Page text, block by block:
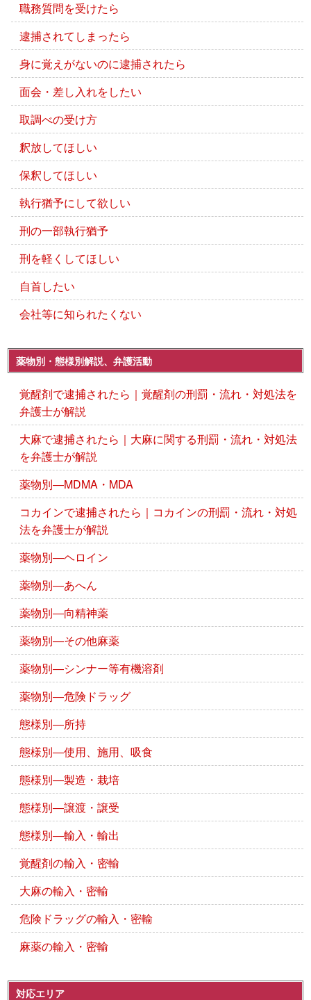
職務質問を受けたら
逮捕されてしまったら
身に覚えがないのに逮捕されたら
面会・差し入れをしたい
取調べの受け方
釈放してほしい
保釈してほしい
執行猶予にして欲しい
刑の一部執行猶予
刑を軽くしてほしい
自首したい
会社等に知られたくない
薬物別・態様別解説、弁護活動
覚醒剤で逮捕されたら｜覚醒剤の刑罰・流れ・対処法を
弁護士が解説
大麻で逮捕されたら｜大麻に関する刑罰・流れ・対処法
を弁護士が解説
薬物別―MDMA・MDA
コカインで逮捕されたら｜コカインの刑罰・流れ・対処
法を弁護士が解説
薬物別―ヘロイン
薬物別―あへん
薬物別―向精神薬
薬物別―その他麻薬
薬物別―シンナー等有機溶剤
薬物別―危険ドラッグ
態様別―所持
態様別―使用、施用、吸食
態様別―製造・栽培
態様別―譲渡・譲受
態様別―輸入・輸出
覚醒剤の輸入・密輸
大麻の輸入・密輸
危険ドラッグの輸入・密輸
麻薬の輸入・密輸
対応エリア